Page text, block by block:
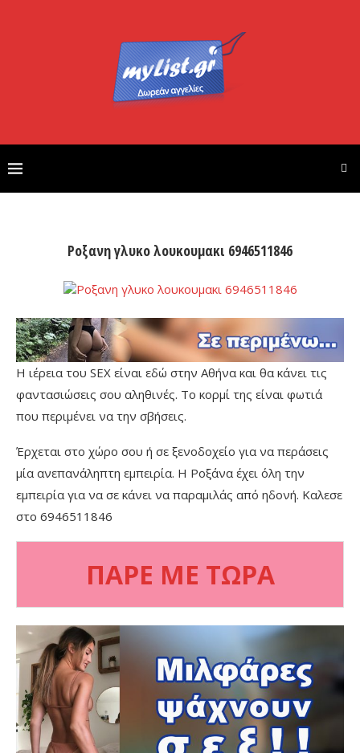
Ροξανη γλυκο λουκουμακι 6946511846
Η ιέρεια του SEX είναι εδώ στην Αθήνα και θα κάνει τις
φαντασιώσεις σου αληθινές. Το κορμί της είναι φωτιά
που περιμένει να την σβήσεις.
Έρχεται στο χώρο σου ή σε ξενοδοχείο για να περάσεις
μία ανεπανάληπτη εμπειρία. Η Ροξάνα έχει όλη την
εμπειρία για να σε κάνει να παραμιλάς από ηδονή. Καλεσε
στο 6946511846
ΠΑΡΕ ΜΕ ΤΩΡΑ